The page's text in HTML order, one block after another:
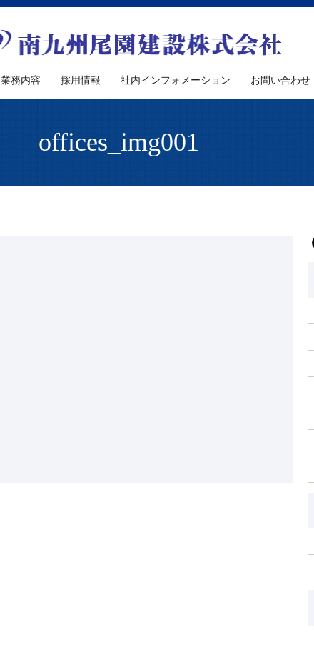
業務内容 採用情報 社内インフォメーション お問い合わせ
offices_img001